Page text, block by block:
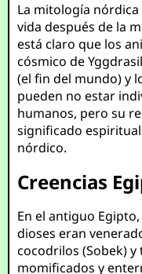
La mitología
vida después de la
está claro que los
cósmico de
(el fin del mundo) y
pueden no estar
humanos, pero su
significado
nórdico.
Creencias
En el antiguo
dioses eran
cocodrilos (Sobek)
momificados y